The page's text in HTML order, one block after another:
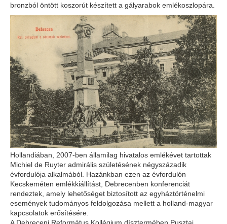
bronzból öntött koszorút készített a gályarabok emlékoszlopára.
Hollandiában, 2007-ben államilag hivatalos emlékévet tartottak
Michiel de Ruyter admirális születésének négyszázadik
évfordulója alkalmából. Hazánkban ezen az évfordulón
Kecskeméten emlékkiállítást, Debrecenben konferenciát
rendeztek, amely lehetőséget biztosított az egyháztörténelmi
események tudományos feldolgozása mellett a holland-magyar
kapcsolatok erősítésére.
A Debreceni Református Kollégium dísztermében Pusztai